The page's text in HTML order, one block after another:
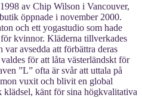
av Chip Wilson i Vancouver,
öppnade i november 2000.
och ett yogastudio som hade
kvinnor. Kläderna tillverkades
avsedda att förbättra deras
för att låta västerländskt för
”L” ofta är svår att uttala på
vuxit och blivit en global
känt för sina högkvalitativa